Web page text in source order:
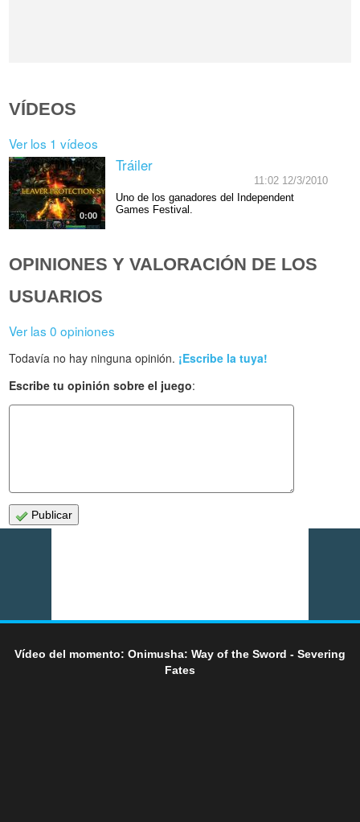
VÍDEOS
Ver los 1 vídeos
0:00
Tráiler
11:02 12/3/2010
Uno de los ganadores del Independent
Games Festival.
OPINIONES Y VALORACIÓN DE LOS
USUARIOS
Ver las 0 opiniones
Todavía no hay ninguna opinión. ¡Escribe la tuya!
Escribe tu opinión sobre el juego:
Publicar
Vídeo del momento: Onimusha: Way of the Sword - Severing
Fates